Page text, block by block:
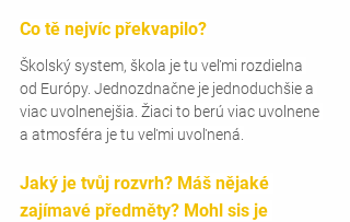
Co tě nejvíc překvapilo?
Školský system, škola je tu veľmi rozdielna
od Európy. Jednozdnačne je jednoduchšie a
viac uvolnenejšia. Žiaci to berú viac uvolnene
a atmosféra je tu veľmi uvoľnená.
Jaký je tvůj rozvrh? Máš nějaké
zajímavé předměty? Mohl sis je